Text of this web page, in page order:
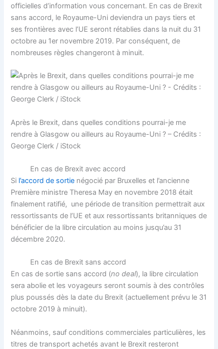
officielles d’information vous concernant. En cas de Brexit
sans accord, le Royaume-Uni deviendra un pays tiers et
ses frontières avec l’UE seront rétablies dans la nuit du 31
octobre au 1er novembre 2019. Par conséquent, de
nombreuses règles changeront à minuit.
Après le Brexit, dans quelles conditions pourrai-je me
rendre à Glasgow ou ailleurs au Royaume-Uni ? – Crédits :
George Clerk / iStock
En cas de Brexit avec accord
Si l’accord de sortie négocié par Bruxelles et l’ancienne
Première ministre Theresa May en novembre 2018 était
finalement ratifié, une période de transition permettrait aux
ressortissants de l’UE et aux ressortissants britanniques de
bénéficier de la libre circulation au moins jusqu’au 31
décembre 2020.
En cas de Brexit sans accord
En cas de sortie sans accord (no deal), la libre circulation
sera abolie et les voyageurs seront soumis à des contrôles
plus poussés dès la date du Brexit (actuellement prévu le 31
octobre 2019 à minuit).
Néanmoins, sauf conditions commerciales particulières, les
titres de transport achetés avant le Brexit resteront